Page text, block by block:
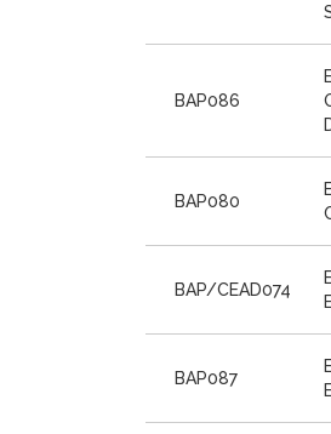
BAP086
BAP080
BAP/CEAD074
BAP087